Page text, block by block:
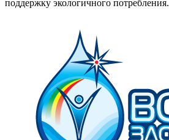
поддержку экологичного потребления.